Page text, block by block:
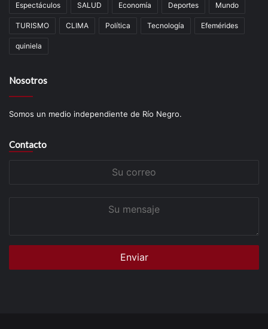
Espectáculos SALUD Economía Deportes Mundo
TURISMO CLIMA Política Tecnología Efemérides
quiniela
Nosotros
Somos un medio independiente de Río Negro.
Contacto